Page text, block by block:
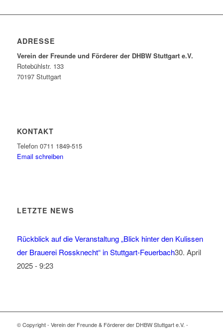
ADRESSE
Verein der Freunde und Förderer der DHBW Stuttgart e.V.
Rotebühlstr. 133
70197 Stuttgart
KONTAKT
Telefon 0711 1849-515
Email schreiben
LETZTE NEWS
Rückblick auf die Veranstaltung „Blick hinter den Kulissen
der Brauerei Rossknecht“ in Stuttgart-Feuerbach30. April
2025 - 9:23
© Copyright - Verein der Freunde & Förderer der DHBW Stuttgart e.V. -